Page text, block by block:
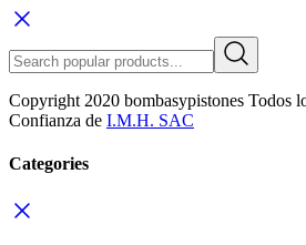
Copyright 2020 bombasypistones Todos
Confianza de I.M.H. SAC
Categories